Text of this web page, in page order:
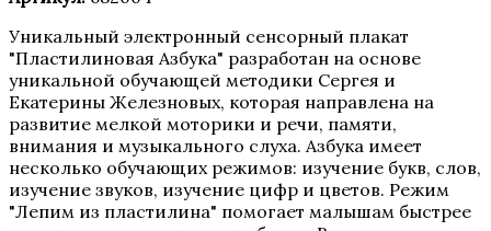
Уникальный электронный сенсорный плакат
"Пластилиновая Азбука" разработан на основе
уникальной обучающей методики Сергея и
Екатерины Железновых, которая направлена на
развитие мелкой моторики и речи, памяти,
внимания и музыкального слуха. Азбука имеет
несколько обучающих режимов: изучение букв, слов,
изучение звуков, изучение цифр и цветов. Режим
"Лепим из пластилина" помогает малышам быстрее